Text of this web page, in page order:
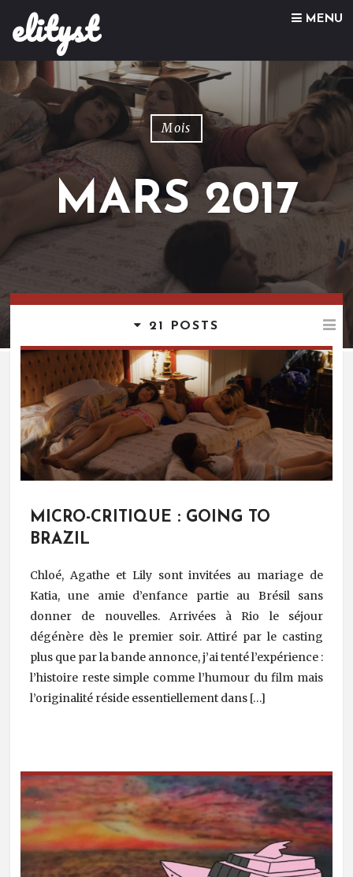
elityst MENU
Skip to content
Mois
MARS 2017
21 POSTS
MICRO-CRITIQUE : GOING TO
BRAZIL
Chloé, Agathe et Lily sont invitées au mariage de
Katia, une amie d’enfance partie au Brésil sans
donner de nouvelles. Arrivées à Rio le séjour
dégénère dès le premier soir. Attiré par le casting
plus que par la bande annonce, j’ai tenté l’expérience :
l’histoire reste simple comme l’humour du film mais
l’originalité réside essentiellement dans […]